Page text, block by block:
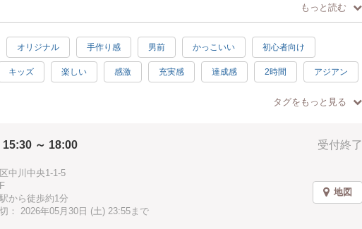
イント！】
でなく、作って学べるワークショップです。
のか？切れる素材はどんなものがあるのか？などを説明していきます。
？】
はありますが年齢問わず、皆様に参加して頂けます。
同作業を通じて絆を深めたり、おじいちゃんおばあちゃんとお孫さんで参加して頂く
はないでしょうか^^
もっと読む
オリジナル 手作り感 男前 かっこいい 初心者向け
キッズ 楽しい 感激 充実感 達成感 2時間 アジアン
手ぶらOK
タグをもっと見る
受付終了
15:30 ～ 18:00
中川中央1-1-5
から徒歩約1分
： 2026年05月30日 (土) 23:55まで
地図